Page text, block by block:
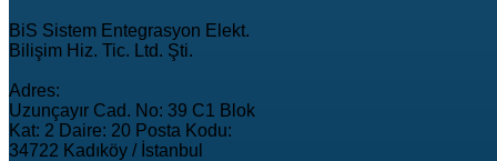
BiS Sistem Entegrasyon Elekt.
Bilişim Hiz. Tic. Ltd. Şti.
Adres:
Uzunçayır Cad. No: 39 C1 Blok
Kat: 2 Daire: 20 Posta Kodu:
34722 Kadıköy / İstanbul